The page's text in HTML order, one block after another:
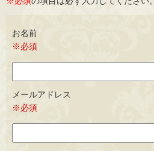
お名前
※必須
メールアドレス
※必須